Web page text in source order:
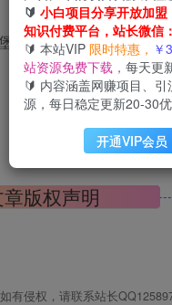
+辣翅一对
版权声明
侵权，请联系站长
🔰 小白项目分享开放加
知识付费平台，站长微信
🔰 本站VIP 限时特惠， ￥
站资源免费下载， 每天更
🔰 内容涵盖网赚项目、
源，每日稳定更新20-30
开通VIP会员